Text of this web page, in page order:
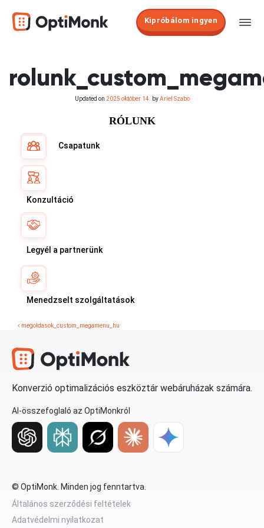
Kipróbálom ingyen
Updated on 2025 október 14. by Ariel Szabo
RÓLUNK
Csapatunk
Konzultáció
Legyél a partnerünk
Menedzselt szolgáltatások
megoldasok_custom_megamenu_hu
Konverzió optimalizációs eszköztár webáruházak számára.
AI-összefoglaló az OptiMonkról
© OptiMonk. Minden jog fenntartva.
Általános szerződési feltételek
Adatvédelmi nyilatkozat